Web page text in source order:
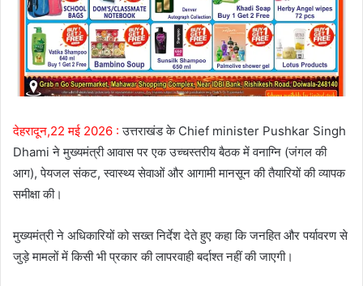
देहरादून,22 मई 2026 : उत्तराखंड के Chief minister Pushkar Singh
Dhami ने मुख्यमंत्री आवास पर एक उच्चस्तरीय बैठक में वनाग्नि (जंगल की
आग), पेयजल संकट, स्वास्थ्य सेवाओं और आगामी मानसून की तैयारियों की व्यापक
समीक्षा की।
मुख्यमंत्री ने अधिकारियों को सख्त निर्देश देते हुए कहा कि जनहित और पर्यावरण से
जुड़े मामलों में किसी भी प्रकार की लापरवाही बर्दाश्त नहीं की जाएगी।